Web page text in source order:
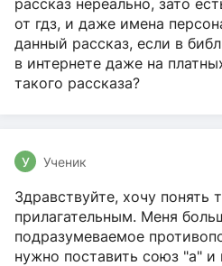
рассказ нереально, зато
от гдз, и даже имена
данный рассказ, если в
в интернете даже на
такого рассказа?
У Ученик
Здравствуйте, хочу понять
прилагательным. Меня
подразумеваемое
нужно поставить союз "а" и